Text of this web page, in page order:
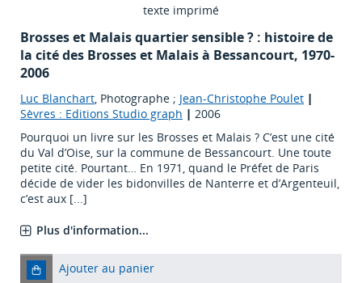
texte imprimé
Brosses et Malais quartier sensible ? : histoire de
la cité des Brosses et Malais à Bessancourt, 1970-
2006
Luc Blanchart, Photographe ; Jean-Christophe Poulet |
Sèvres : Editions Studio graph | 2006
Pourquoi un livre sur les Brosses et Malais ? C’est une cité
du Val d’Oise, sur la commune de Bessancourt. Une toute
petite cité. Pourtant… En 1971, quand le Préfet de Paris
décide de vider les bidonvilles de Nanterre et d’Argenteuil,
c’est aux [...]
Plus d'information...
Ajouter au panier